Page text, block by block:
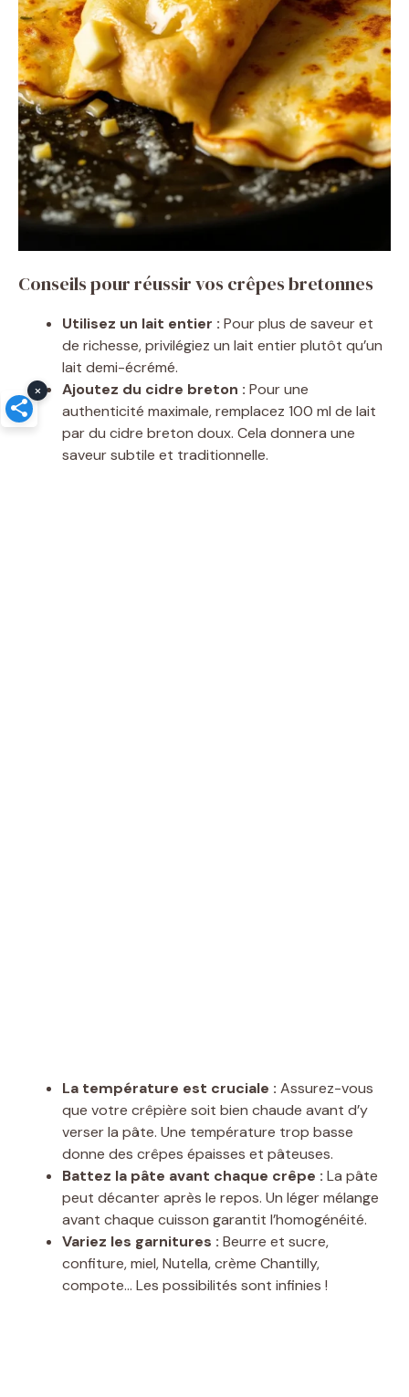
Conseils pour réussir vos crêpes bretonnes
Utilisez un lait entier : Pour plus de saveur et
de richesse, privilégiez un lait entier plutôt qu’un
lait demi-écrémé.
Ajoutez du cidre breton : Pour une
authenticité maximale, remplacez 100 ml de lait
par du cidre breton doux. Cela donnera une
saveur subtile et traditionnelle.
La température est cruciale : Assurez-vous
que votre crêpière soit bien chaude avant d’y
verser la pâte. Une température trop basse
donne des crêpes épaisses et pâteuses.
Battez la pâte avant chaque crêpe : La pâte
peut décanter après le repos. Un léger mélange
avant chaque cuisson garantit l’homogénéité.
Variez les garnitures : Beurre et sucre,
confiture, miel, Nutella, crème Chantilly,
compote… Les possibilités sont infinies !
×